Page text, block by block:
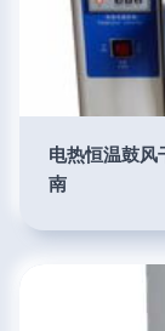
电热恒温鼓风
南